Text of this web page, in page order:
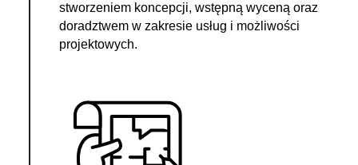
stworzeniem koncepcji, wstępną wyceną oraz
doradztwem w zakresie usług i możliwości
projektowych.